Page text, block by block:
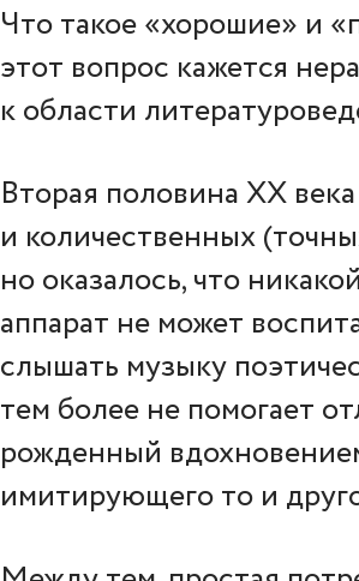
Что такое «хорошие» и
этот вопрос кажется
к области
Вторая половина ХХ
и количественных
но оказалось, что
аппарат не может
слышать музыку
тем более не помогает
рожденный
имитирующего то и